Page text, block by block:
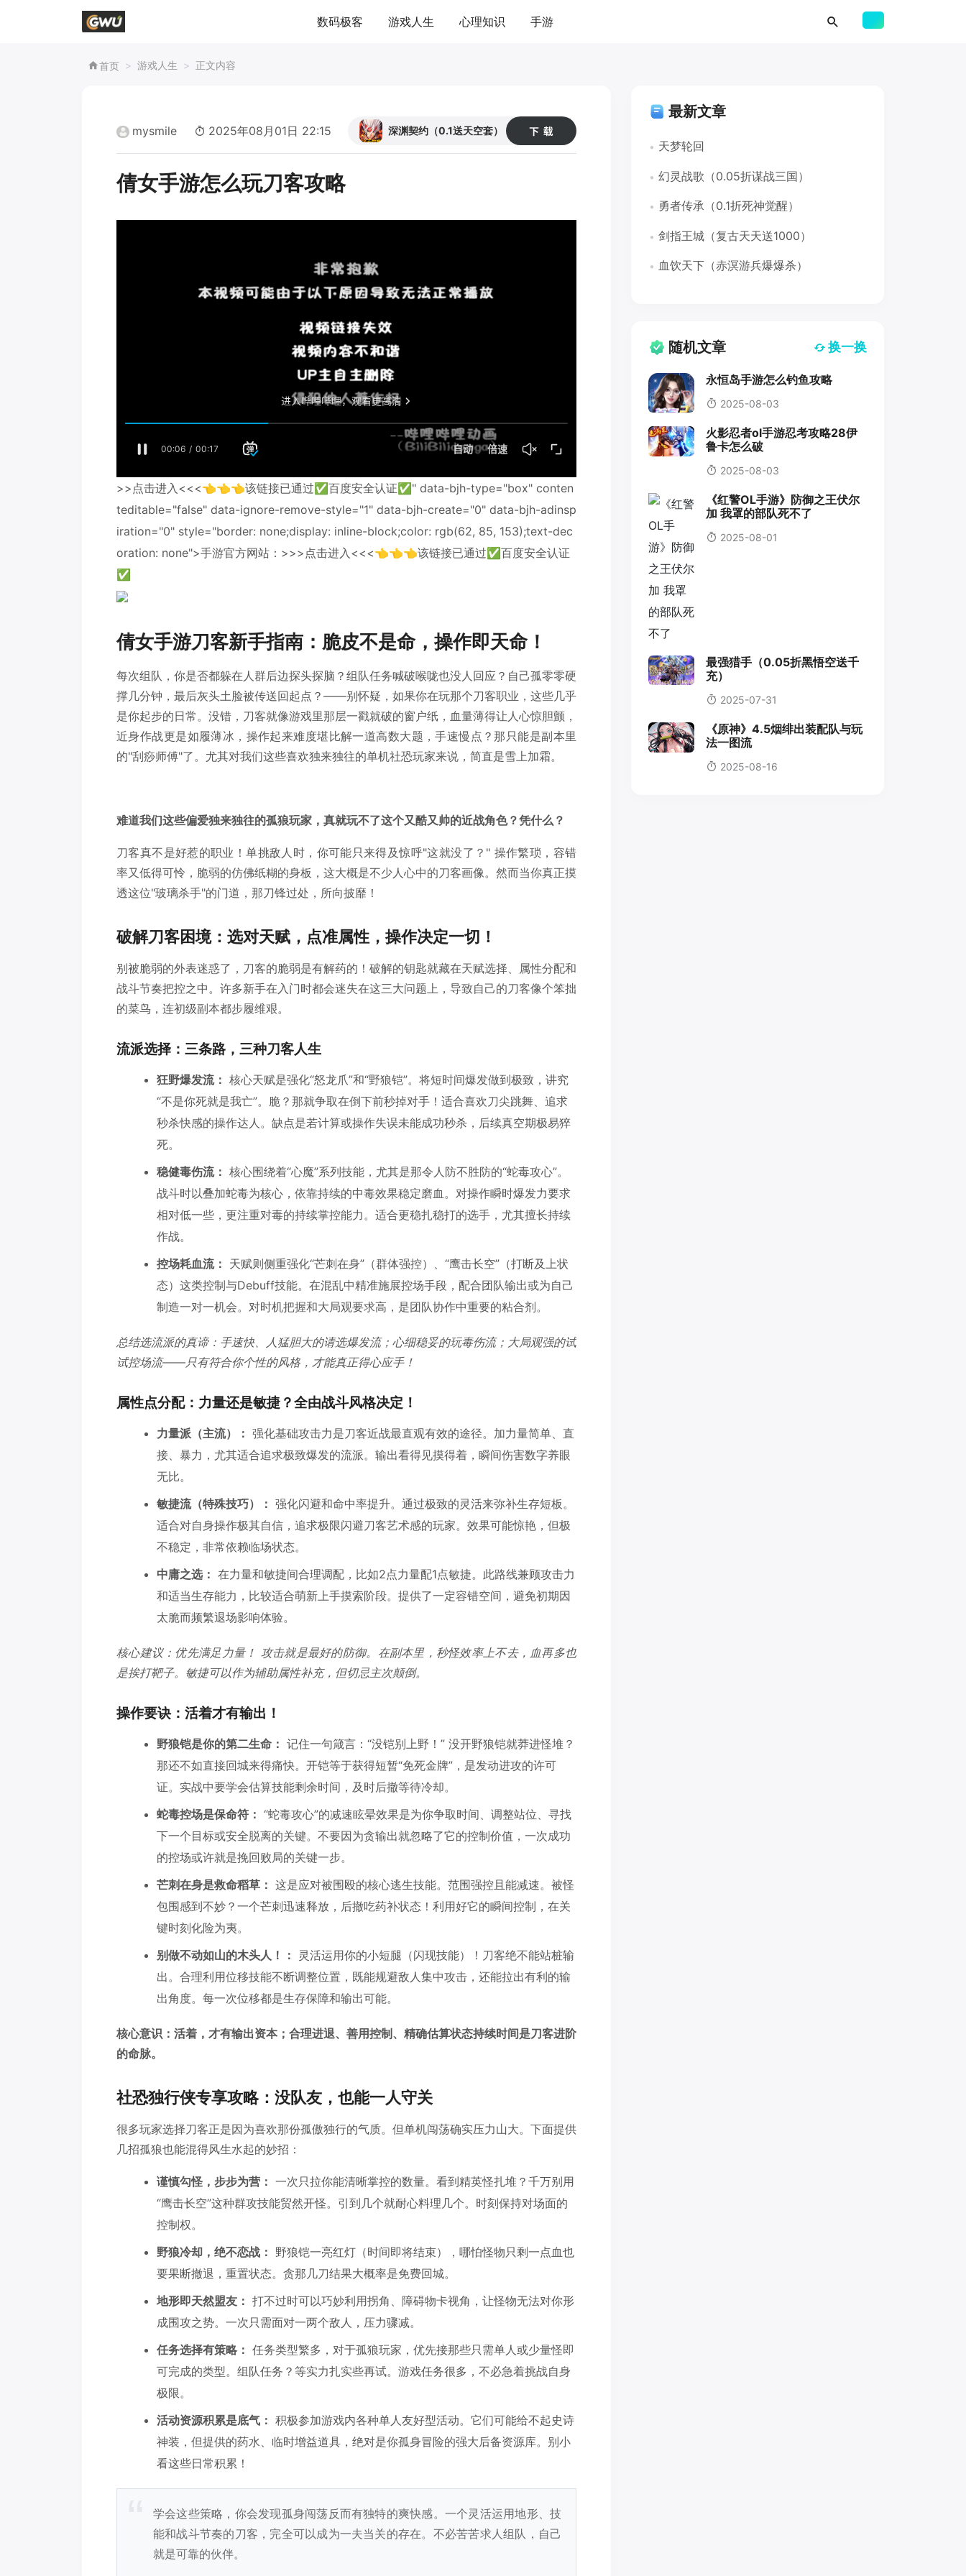
数码极客 游戏人生 心理知识 手游
首页 游戏人生 正文内容
mysmile 2025年08月01日 22:15 57 深渊契约（0.1送天空套）
倩女手游怎么玩刀客攻略
>>点击进入<<<👈👈👈该链接已通过✅百度安全认证✅" data-bjh-type="box" conten
teditable="false" data-ignore-remove-style="1" data-bjh-create="0" data-bjh-adinsp
iration="0" style="border: none;display: inline-block;color: rgb(62, 85, 153);text-dec
oration: none">手游官方网站：>>>点击进入<<<👈👈👈该链接已通过✅百度安全认证
✅
倩女手游刀客新手指南：脆皮不是命，操作即天命！
每次组队，你是否都躲在人群后边探头探脑？组队任务喊破喉咙也没人回应？自己孤零零硬
撑几分钟，最后灰头土脸被传送回起点？——别怀疑，如果你在玩那个刀客职业，这些几乎
是你起步的日常。没错，刀客就像游戏里那层一戳就破的窗户纸，血量薄得让人心惊胆颤，
近身作战更是如履薄冰，操作起来难度堪比解一道高数大题，手速慢点？那只能是副本里
的"刮痧师傅"了。尤其对我们这些喜欢独来独往的单机社恐玩家来说，简直是雪上加霜。
难道我们这些偏爱独来独往的孤狼玩家，真就玩不了这个又酷又帅的近战角色？凭什么？
刀客真不是好惹的职业！单挑敌人时，你可能只来得及惊呼"这就没了？" 操作繁琐，容错
率又低得可怜，脆弱的仿佛纸糊的身板，这大概是不少人心中的刀客画像。然而当你真正摸
透这位"玻璃杀手"的门道，那刀锋过处，所向披靡！
破解刀客困境：选对天赋，点准属性，操作决定一切！
别被脆弱的外表迷惑了，刀客的脆弱是有解药的！破解的钥匙就藏在天赋选择、属性分配和
战斗节奏把控之中。许多新手在入门时都会迷失在这三大问题上，导致自己的刀客像个笨拙
的菜鸟，连初级副本都步履维艰。
流派选择：三条路，三种刀客人生
狂野爆发流： 核心天赋是强化“怒龙爪”和“野狼铠”。将短时间爆发做到极致，讲究
“不是你死就是我亡”。脆？那就争取在倒下前秒掉对手！适合喜欢刀尖跳舞、追求
秒杀快感的操作达人。缺点是若计算或操作失误未能成功秒杀，后续真空期极易猝
死。
稳健毒伤流： 核心围绕着“心魔”系列技能，尤其是那令人防不胜防的“蛇毒攻心”。
战斗时以叠加蛇毒为核心，依靠持续的中毒效果稳定磨血。对操作瞬时爆发力要求
相对低一些，更注重对毒的持续掌控能力。适合更稳扎稳打的选手，尤其擅长持续
作战。
控场耗血流： 天赋则侧重强化“芒刺在身”（群体强控）、“鹰击长空”（打断及上状
态）这类控制与Debuff技能。在混乱中精准施展控场手段，配合团队输出或为自己
制造一对一机会。对时机把握和大局观要求高，是团队协作中重要的粘合剂。
总结选流派的真谛：手速快、人猛胆大的请选爆发流；心细稳妥的玩毒伤流；大局观强的试
试控场流——只有符合你个性的风格，才能真正得心应手！
属性点分配：力量还是敏捷？全由战斗风格决定！
力量派（主流）： 强化基础攻击力是刀客近战最直观有效的途径。加力量简单、直
接、暴力，尤其适合追求极致爆发的流派。输出看得见摸得着，瞬间伤害数字养眼
无比。
敏捷流（特殊技巧）： 强化闪避和命中率提升。通过极致的灵活来弥补生存短板。
适合对自身操作极其自信，追求极限闪避刀客艺术感的玩家。效果可能惊艳，但极
不稳定，非常依赖临场状态。
中庸之选： 在力量和敏捷间合理调配，比如2点力量配1点敏捷。此路线兼顾攻击力
和适当生存能力，比较适合萌新上手摸索阶段。提供了一定容错空间，避免初期因
太脆而频繁退场影响体验。
核心建议： 优先满足力量！ 攻击就是最好的防御。在副本里，秒怪效率上不去，血再多也
是挨打靶子。敏捷可以作为辅助属性补充，但切忌主次颠倒。
操作要诀：活着才有输出！
野狼铠是你的第二生命： 记住一句箴言：“没铠别上野！” 没开野狼铠就莽进怪堆？
那还不如直接回城来得痛快。开铠等于获得短暂“免死金牌”，是发动进攻的许可
证。实战中要学会估算技能剩余时间，及时后撤等待冷却。
蛇毒控场是保命符： “蛇毒攻心”的减速眩晕效果是为你争取时间、调整站位、寻找
下一个目标或安全脱离的关键。不要因为贪输出就忽略了它的控制价值，一次成功
的控场或许就是挽回败局的关键一步。
芒刺在身是救命稻草： 这是应对被围殴的核心逃生技能。范围强控且能减速。被怪
包围感到不妙？一个芒刺迅速释放，后撤吃药补状态！利用好它的瞬间控制，在关
键时刻化险为夷。
别做不动如山的木头人！：
灵活运用你的小短腿（闪现技能）！刀客绝不能站桩输
出。合理利用位移技能不断调整位置，既能规避敌人集中攻击，还能拉出有利的输
出角度。每一次位移都是生存保障和输出可能。
核心意识：活着，才有输出资本；合理进退、善用控制、精确估算状态持续时间是刀客进阶
的命脉。
社恐独行侠专享攻略：没队友，也能一人守关
很多玩家选择刀客正是因为喜欢那份孤傲独行的气质。但单机闯荡确实压力山大。下面提供
几招孤狼也能混得风生水起的妙招：
谨慎勾怪，步步为营： 一次只拉你能清晰掌控的数量。看到精英怪扎堆？千万别用
“鹰击长空”这种群攻技能贸然开怪。引到几个就耐心料理几个。时刻保持对场面的
控制权。
野狼冷却，绝不恋战： 野狼铠一亮红灯（时间即将结束），哪怕怪物只剩一点血也
要果断撤退，重置状态。贪那几刀结果大概率是免费回城。
地形即天然盟友： 打不过时可以巧妙利用拐角、障碍物卡视角，让怪物无法对你形
成围攻之势。一次只需面对一两个敌人，压力骤减。
任务选择有策略： 任务类型繁多，对于孤狼玩家，优先接那些只需单人或少量怪即
可完成的类型。组队任务？等实力扎实些再试。游戏任务很多，不必急着挑战自身
极限。
活动资源积累是底气： 积极参加游戏内各种单人友好型活动。它们可能给不起史诗
神装，但提供的药水、临时增益道具，绝对是你孤身冒险的强大后备资源库。别小
看这些日常积累！
学会这些策略，你会发现孤身闯荡反而有独特的爽快感。一个灵活运用地形、技
能和战斗节奏的刀客，完全可以成为一夫当关的存在。不必苦苦求人组队，自己
就是可靠的伙伴。
最新文章
天梦轮回
幻灵战歌（0.05折谋战三国）
勇者传承（0.1折死神觉醒）
剑指王城（复古天天送1000）
血饮天下（赤溟游兵爆爆杀）
随机文章 换一换
永恒岛手游怎么钓鱼攻略
2025-08-03
火影忍者ol手游忍考攻略28伊
鲁卡怎么破
2025-08-03
《红警OL手游》防御之王伏尔
加 我罩的部队死不了
2025-08-01
最强猎手（0.05折黑悟空送千
充）
2025-07-31
《原神》4.5烟绯出装配队与玩
法一图流
2025-08-16